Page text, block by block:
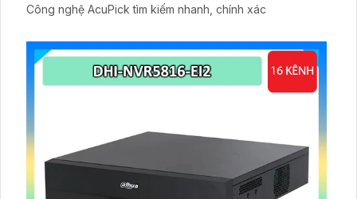
Công nghệ AcuPick tìm kiếm nhanh, chính xác